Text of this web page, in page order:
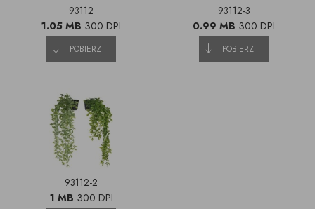
93112
1.05 MB 300 DPI
POBIERZ
93112-3
0.99 MB 300 DPI
POBIERZ
93112-2
1 MB 300 DPI